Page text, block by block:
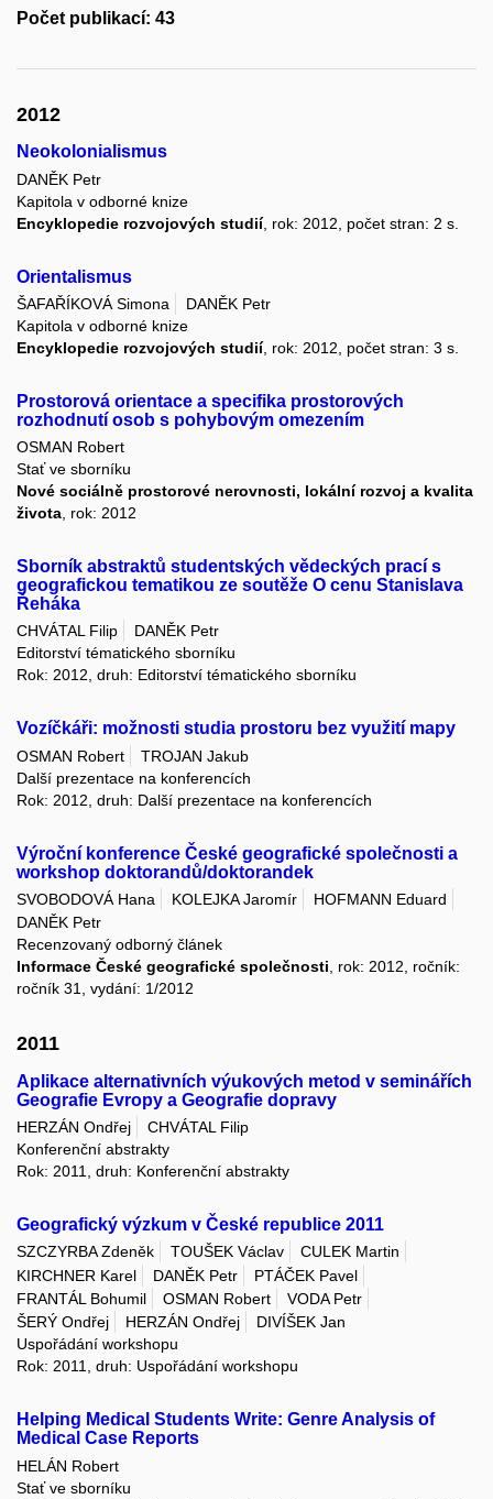
Počet publikací: 43
2012
Neokolonialismus
DANĚK Petr
Kapitola v odborné knize
Encyklopedie rozvojových studií, rok: 2012, počet stran: 2 s.
Orientalismus
ŠAFAŘÍKOVÁ Simona
DANĚK Petr
Kapitola v odborné knize
Encyklopedie rozvojových studií, rok: 2012, počet stran: 3 s.
Prostorová orientace a specifika prostorových
rozhodnutí osob s pohybovým omezením
OSMAN Robert
Stať ve sborníku
Nové sociálně prostorové nerovnosti, lokální rozvoj a kvalita
života , rok: 2012
Sborník abstraktů studentských vědeckých prací s
geografickou tematikou ze soutěže O cenu Stanislava
Řeháka
CHVÁTAL Filip
DANĚK Petr
Editorství tématického sborníku
Rok: 2012, druh: Editorství tématického sborníku
Vozíčkáři: možnosti studia prostoru bez využití mapy
OSMAN Robert
TROJAN Jakub
Další prezentace na konferencích
Rok: 2012, druh: Další prezentace na konferencích
Výroční konference České geografické společnosti a
workshop doktorandů/doktorandek
SVOBODOVÁ Hana KOLEJKA Jaromír
HOFMANN Eduard
DANĚK Petr
Recenzovaný odborný článek
Informace České geografické společnosti, rok: 2012, ročník:
ročník 31, vydání: 1/2012
2011
Aplikace alternativních výukových metod v seminářích
Geografie Evropy a Geografie dopravy
HERZÁN Ondřej
CHVÁTAL Filip
Konferenční abstrakty
Rok: 2011, druh: Konferenční abstrakty
Geografický výzkum v České republice 2011
SZCZYRBA Zdeněk TOUŠEK Václav
CULEK Martin
KIRCHNER Karel
DANĚK Petr
PTÁČEK Pavel
FRANTÁL Bohumil
OSMAN Robert
VODA Petr
ŠERÝ Ondřej
HERZÁN Ondřej
DIVÍŠEK Jan
Uspořádání workshopu
Rok: 2011, druh: Uspořádání workshopu
Helping Medical Students Write: Genre Analysis of
Medical Case Reports
HELÁN Robert
Stať ve sborníku